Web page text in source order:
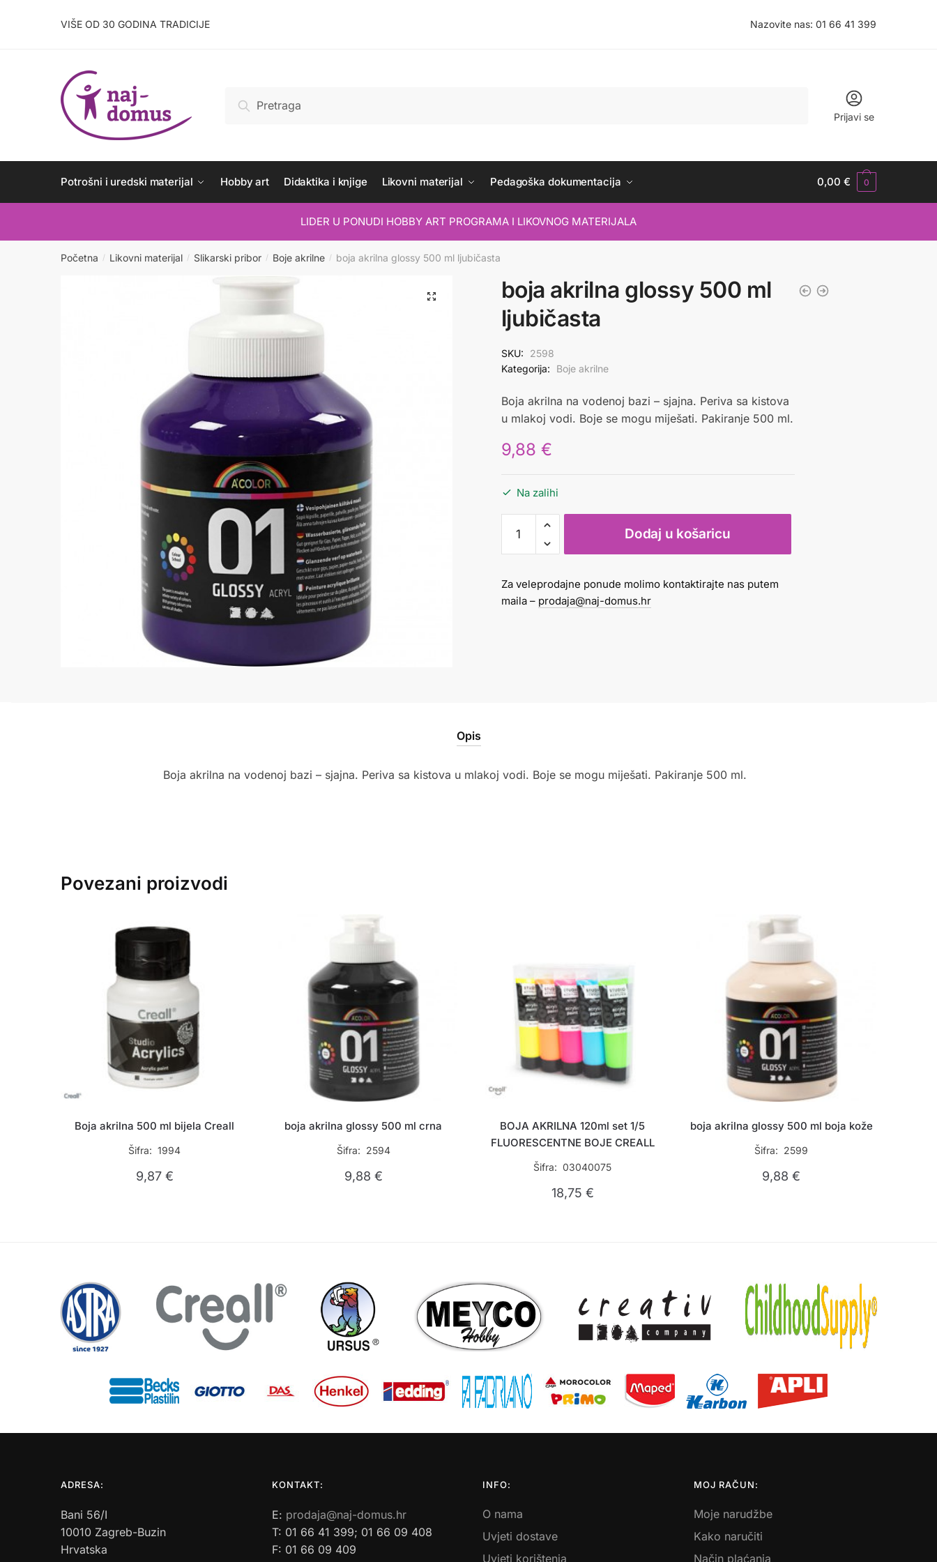
VIŠE OD 30 GODINA TRADICIJE Nazovite nas: 01 66 41 399
Pretraži
Prijavi se
Potrošni i uredski materijal Hobby art Didaktika i knjige Likovni materijal Pedagoška dokumentacija 0,00€ 0
LIDER U PONUDI HOBBY ART PROGRAMA I LIKOVNOG MATERIJALA
Početna / Likovni materijal / Slikarski pribor / Boje akrilne / boja akrilna glossy 500 ml ljubičasta
boja akrilna glossy 500 ml
ljubičasta
SKU:
2598
Kategorija:
Boje akrilne
Boja akrilna na vodenoj bazi – sjajna. Periva sa kistova
u mlakoj vodi. Boje se mogu miješati. Pakiranje 500 ml.
9,88 €
Na zalihi
akrilna
glossy
ml
ljubičasta
Dodaj u košaricu
Za veleprodajne ponude molimo kontaktirajte nas putem
maila – prodaja@naj-domus.hr
Opis
Boja akrilna na vodenoj bazi – sjajna. Periva sa kistova u mlakoj vodi. Boje se mogu miješati. Pakiranje 500 ml.
Povezani proizvodi
Boja akrilna 500 ml bijela Creall
Šifra: 1994
9,87 €
boja akrilna glossy 500 ml crna
Šifra: 2594
9,88 €
BOJA AKRILNA 120ml set 1/5
FLUORESCENTNE BOJE CREALL
Šifra: 03040075
18,75 €
boja akrilna glossy 500 ml boja kože
Šifra: 2599
9,88€
ADRESA:
Bani 56/I
10010 Zagreb-Buzin
Hrvatska
KONTAKT:
E: prodaja@naj-domus.hr
T: 01 66 41 399; 01 66 09 408
F: 01 66 09 409
INFO:
O nama
Uvjeti dostave
Uvjeti korištenja
MOJ RAČUN:
Moje narudžbe
Kako naručiti
Način plaćanja